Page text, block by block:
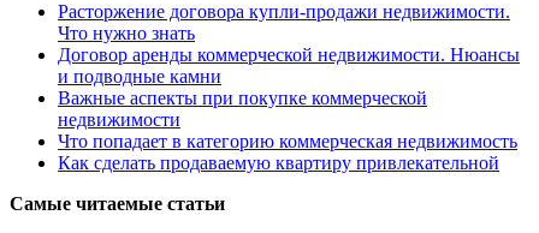
Расторжение договора купли-продажи недвижимости.
Что нужно знать
Договор аренды коммерческой недвижимости. Нюансы
и подводные камни
Важные аспекты при покупке коммерческой
недвижимости
Что попадает в категорию коммерческая недвижимость
Как сделать продаваемую квартиру привлекательной
Самые читаемые статьи